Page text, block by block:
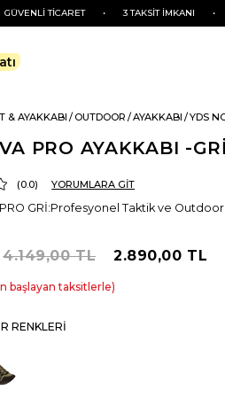
TİCARET • 3 TAKSİT İMKANI • YERLİ
& AYAKKABI OUTDOOR AYAKKABI YDS
PRO AYAKKABI -GRİ
0.0 YORUMLARA GİT
GRİ:Profesyonel Taktik ve Outdoor
4.149,00 TL 2.890,00 TL
başlayan taksitlerle
RENKLERI